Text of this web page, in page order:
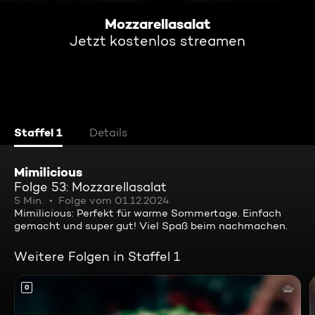
Mozzarellasalat
Jetzt kostenlos streamen
Staffel 1 Details
Mimilicious
Folge 53: Mozzarellasalat
5 Min.
Folge vom 01.12.2024
Mimilicious: Perfekt für warme Sommertage. Einfach
gemacht und super gut! Viel Spaß beim nachmachen.
Weitere Folgen in Staffel 1
0